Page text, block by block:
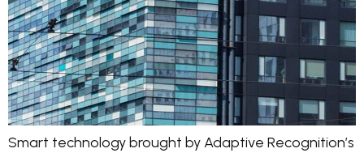
Smart technology brought by Adaptive Recognition’s